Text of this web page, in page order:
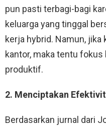
pun pasti terbagi-bagi
keluarga yang tinggal
kerja hybrid. Namun,
kantor, maka tentu
produktif.
2. Menciptakan
Berdasarkan jurnal dari